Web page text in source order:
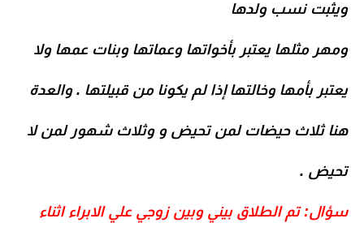
ويثبت نسب ولدها
ومهر مثلها يعتبر بأخواتها وعماتها وبنات عمها ولا
يعتبر بأمها وخالتها إذا لم يكونا من قبيلتها . والعدة
هنا ثلاث حيضات لمن تحيض و وثلاث شهور لمن لا
تحيض .
سؤال:تم الطلاق بيني وبين زوجي علي الابراء اثناء